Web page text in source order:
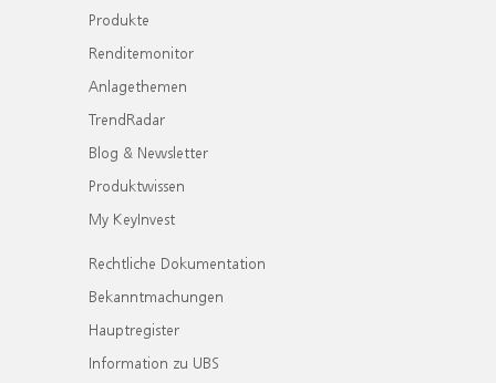
Produkte
Renditemonitor
Anlagethemen
TrendRadar
Blog & Newsletter
Produktwissen
My KeyInvest
Rechtliche Dokumentation
Bekanntmachungen
Hauptregister
Information zu UBS